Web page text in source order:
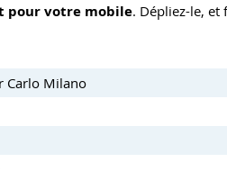
pour votre mobile. Dépliez-le,
Carlo Milano